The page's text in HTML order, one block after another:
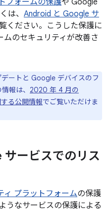
フォームの保護や Google
は、 Android と Google サ
ください。こうした保護に
ムのセキュリティが改善さ
ートと Google デバイスのフ
報は、 2020 年 4 月の
る公開情報でご覧いただけま
ービスでのリス
ィ プラットフォームの保護
うなサービスの保護による